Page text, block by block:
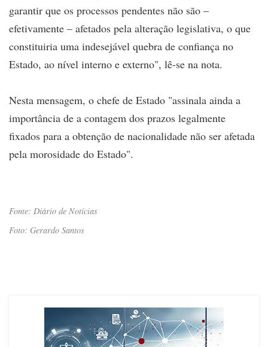
garantir que os processos pendentes não são –
efetivamente – afetados pela alteração legislativa, o que
constituiria uma indesejável quebra de confiança no
Estado, ao nível interno e externo", lê-se na nota.
Nesta mensagem, o chefe de Estado "assinala ainda a
importância de a contagem dos prazos legalmente
fixados para a obtenção de nacionalidade não ser afetada
pela morosidade do Estado".
Fonte: Diário de Notícias
Foto: Gerardo Santos